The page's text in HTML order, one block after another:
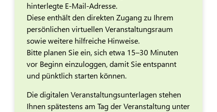
hinterlegte E-Mail-Adresse.
Diese enthält den direkten Zugang zu Ihrem
persönlichen virtuellen Veranstaltungsraum
sowie weitere hilfreiche Hinweise.
Bitte planen Sie ein, sich etwa 15–30 Minuten
vor Beginn einzuloggen, damit Sie entspannt
und pünktlich starten können.
Die digitalen Veranstaltungsunterlagen stehen
Ihnen spätestens am Tag der Veranstaltung unter